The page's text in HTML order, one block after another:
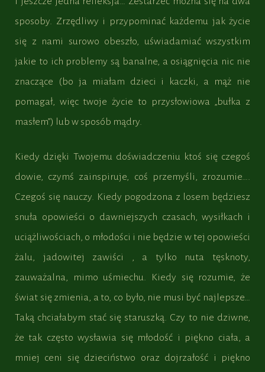
sposoby. Zrzędliwy i przypominać każdemu jak życie
się z nami surowo obeszło, uświadamiać wszystkim
jakie to ich problemy są banalne, a osiągnięcia nic nie
znaczące (bo ja miałam dzieci i kaczki, a mąż nie
pomagał, więc twoje życie to przysłowiowa „bułka z
masłem”) lub w sposób mądry.
Kiedy dzięki Twojemu doświadczeniu ktoś się czegoś
dowie, czymś zainspiruje, coś przemyśli, zrozumie….
Czegoś się nauczy. Kiedy pogodzona z losem będziesz
snuła opowieści o dawniejszych czasach, wysiłkach i
uciążliwościach, o młodości i nie będzie w tej opowieści
żalu, jadowitej zawiści , a tylko nuta tęsknoty,
zauważalna, mimo uśmiechu. Kiedy się rozumie, że
świat się zmienia, a to, co było, nie musi być najlepsze…
Taką chciałabym stać się staruszką. Czy to nie dziwne,
że tak często wysławia się młodość i piękno ciała, a
mniej ceni się dzieciństwo oraz dojrzałość i piękno